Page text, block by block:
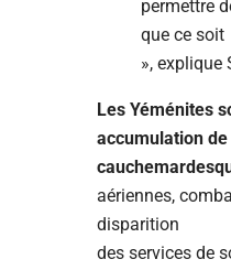
permettre
que ce soit
», explique
Les Yéménites
accumulation
aériennes,
disparition
des services de